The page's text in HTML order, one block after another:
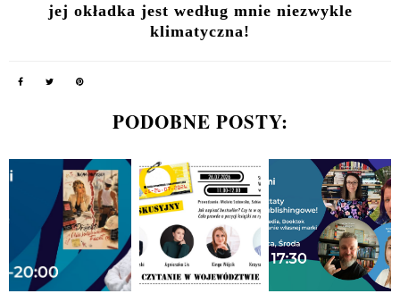
jej okładka jest według mnie niezwykle
klimatyczna!
PODOBNE POSTY: